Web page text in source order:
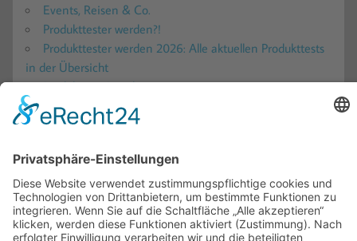
Events, Reisen & Co.
Produkttester werden?!
Produkttester werden 2026: Alle aktuellen Produkttests
in der Übersicht
Produkttest-Portale
Ratgeber
Blogs – Produkttests, Reisen und mehr!
Teilnahmebedingungen
Für Firmen
Kooperationen
Impressum